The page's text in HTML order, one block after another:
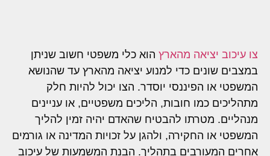
צו עיכוב יציאה מהארץ הוא כלי משפטי חשוב שניתן
במצבים שונים כדי למנוע יציאה מהארץ עד שהנושא
המשפטי או הפיננסי יוסדר. הצו יכול להיות חלק
מתהליכים כמו חובות, הליכים משפטיים, או עניינים
מנהליים. מטרתו להבטיח שהאדם יהיה זמין להליך
המשפטי או החקירה, ולהגן על זכויות המדינה או גורמים
אחרים המעורבים בתהליך. הבנת המשמעות של עיכוב